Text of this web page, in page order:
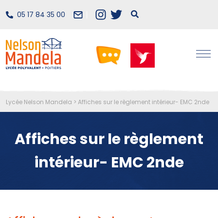
05 17 84 35 00
Lycée Nelson Mandela > Affiches sur le règlement intérieur- EMC 2nde
Affiches sur le règlement
intérieur- EMC 2nde